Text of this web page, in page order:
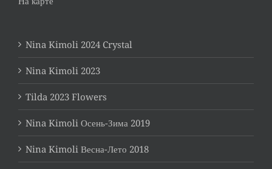
Nina Kimoli 2024 Crystal
Nina Kimoli 2023
Tilda 2023 Flowers
Nina Kimoli Осень-Зима 2019
Nina Kimoli Весна-Лето 2018